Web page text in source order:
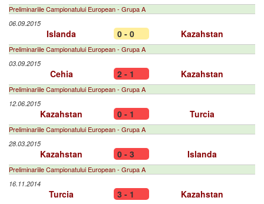
Preliminariile Campionatului European - Grupa A
06.09.2015
Islanda 0 - 0 Kazahstan
Preliminariile Campionatului European - Grupa A
03.09.2015
Cehia 2 - 1 Kazahstan
Preliminariile Campionatului European - Grupa A
12.06.2015
Kazahstan 0 - 1 Turcia
Preliminariile Campionatului European - Grupa A
28.03.2015
Kazahstan 0 - 3 Islanda
Preliminariile Campionatului European - Grupa A
16.11.2014
Turcia 3 - 1 Kazahstan